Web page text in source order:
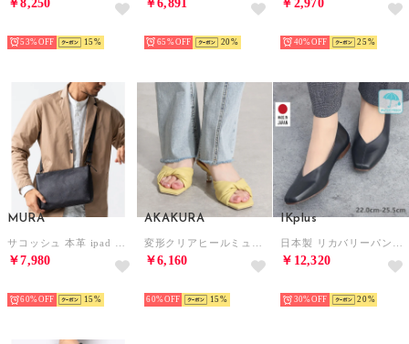
￥8,250
53% 15
￥6,891
65% 20
￥2,970
40% 25
MURA
￥7,980
60% 15
AKAKURA
￥6,160
60% 15
IKplus
￥12,320
30% 20